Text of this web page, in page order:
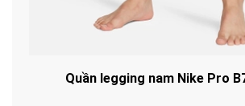
Quần legging nam Nike Pro